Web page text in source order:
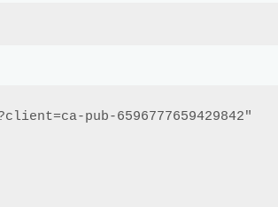
pub-6596777659429842"